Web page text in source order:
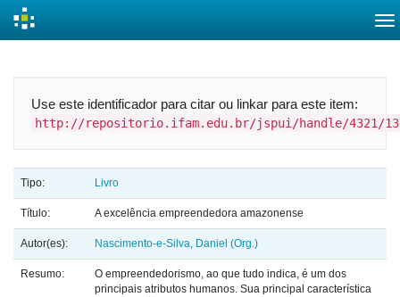
Use este identificador para citar ou linkar para este item:
http://repositorio.ifam.edu.br/jspui/handle/4321/
Tipo: Livro
Título: A excelência empreendedora amazonense
Autor(es): Nascimento-e-Silva, Daniel (Org.)
Resumo:
O empreendedorismo, ao que tudo indica, é um dos
principais atributos humanos. Sua principal característica